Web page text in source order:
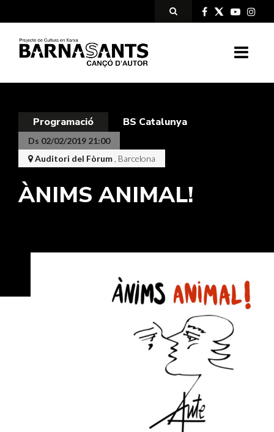
Programació BS Catalunya
Ds 02/02/2019 21:00
Auditori del Fòrum , Barcelona
ÀNIMS ANIMAL!